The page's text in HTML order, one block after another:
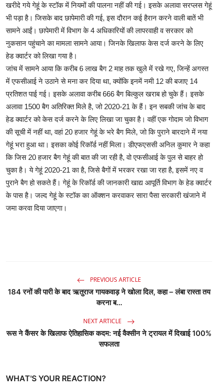
खरीदे गये गेहूं के स्टॉक में नियमों की पालना नहीं की गई। इसके अलावा सरप्लस गेहूं
भी पड़ा है। जिसके बाद छापेमारी की गई, इस दौरान कई हैरान करने वाली बातें भी
सामने आईं। छापेमारी में विभाग के 4 अधिकारियों की लापरवाही व सरकार को
नुकसान पहुंचाने का मामला सामने आया। जिनके खिलाफ केस दर्ज करने के लिए
हेड क्वार्टर को लिखा गया है।
जांच में सामने आया कि करीब 6 लाख बैग 2 माह तक खुले में रखे गए, जिन्हें अगस्त
में एफसीआई ने उठाने से मना कर दिया था, क्योंकि इनमें नमी 12 की बजाए 14
प्रतिशत पाई गई। इसके अलावा करीब 666 बैग बिल्कुल खराब हो चुके हैं। इसके
अलावा 1500 बैग अतिरिक्त मिले है, जो 2020-21 के हैं। इन सबकी जांच के बाद
हेड क्वार्टर को केस दर्ज करने के लिए लिखा जा चुका है। वहीं एक गोदाम जो विभाग
की सूची में नहीं था, वहां 20 हजार गेहूं के भरे बैग मिले, जो कि पुराने बारदाने में नया
गेहूं भरा हुआ था। इसका कोई रिकाॅर्ड नहीं मिला। डीएफएससी अनिल कुमार ने कहा
कि जिस 20 हजार बैग गेहूं की बात की जा रही है, वो एफसीआई के पुल से बाहर हो
चुका है। ये गेहूं 2020-21 का है, जिसे बैगों में भरकर रखा जा रहा है, इसमें नए व
पुराने बैग हो सकते हैं। गेहूं के रिकाॅर्ड की जानकारी खाद्य आपूर्ति विभाग के हेड क्वार्टर
के पास है। जल्द गेहूं के स्टॉक का ऑक्शन करवाकर सारा पैसा सरकारी खंजाने में
जमा करवा दिया जाएगा।
PREVIOUS ARTICLE
184 रनों की पारी के बाद ऋतुराज गायकवाड़ ने खोला दिल, कहा – लंबा रास्ता तय
करना ब...
NEXT ARTICLE
रूस ने कैंसर के खिलाफ ऐतिहासिक कदम: नई वैक्सीन ने ट्रायल में दिखाई 100%
सफलता
WHAT'S YOUR REACTION?